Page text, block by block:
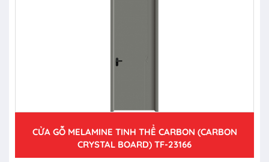
CỬA GỖ MELAMINE TINH THỂ CARBON (CARBON
CRYSTAL BOARD) TF-23166